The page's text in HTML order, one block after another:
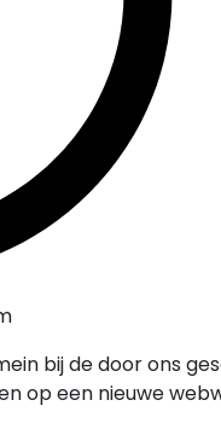
bij de door ons
op een nieuwe